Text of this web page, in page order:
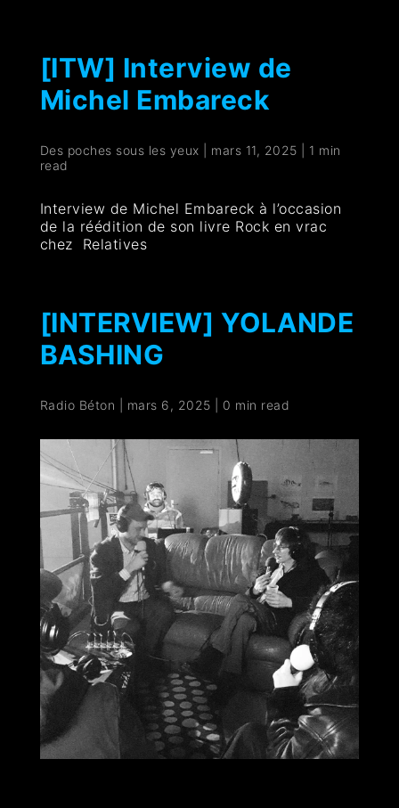
[ITW] Interview de
Michel Embareck
Des poches sous les yeux mars 11, 2025
1 min
read
Interview de Michel Embareck à l’occasion
de la réédition de son livre Rock en vrac
chez Relatives
[INTERVIEW] YOLANDE
BASHING
Radio Béton mars 6, 2025 0 min read